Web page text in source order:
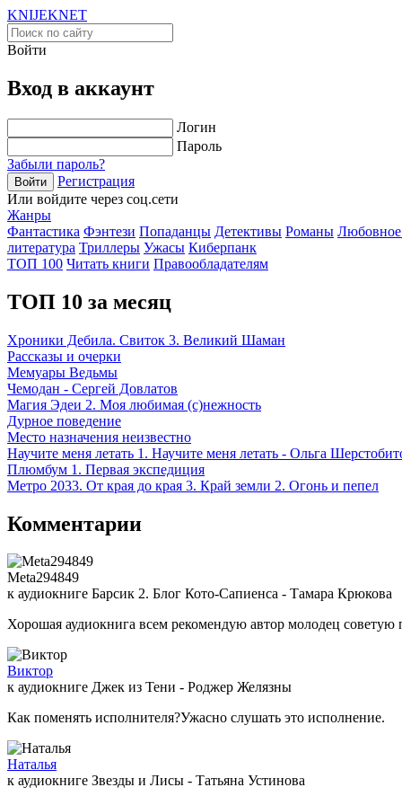
KNIJEKNET
Войти
Вход в аккаунт
Логин
Пароль
Забыли пароль?
Войти
Регистрация
Или войдите через соц.сети
Жанры
Фантастика Фэнтези Попаданцы Детективы Романы Любовное
литература Триллеры Ужасы Киберпанк
ТОП 100 Читать книги Правообладателям
ТОП 10 за месяц
Хроники Дебила. Свиток 3. Великий Шаман
Рассказы и очерки
Мемуары Ведьмы
Чемодан - Сергей Довлатов
Магия Эдеи 2. Моя любимая (с)нежность
Дурное поведение
Место назначения неизвестно
Научите меня летать 1. Научите меня летать - Ольга
Плюмбум 1. Первая экспедиция
Метро 2033. От края до края 3. Край земли 2. Огонь и пепел
Комментарии
Meta294849
к аудиокниге Барсик 2. Блог Кото-Сапиенса - Тамара Крюкова
Хорошая аудиокнига всем рекомендую автор молодец советую
Виктор
к аудиокниге Джек из Тени - Роджер Желязны
Как поменять исполнителя?Ужасно слушать это исполнение.
Наталья
к аудиокниге Звезды и Лисы - Татьяна Устинова